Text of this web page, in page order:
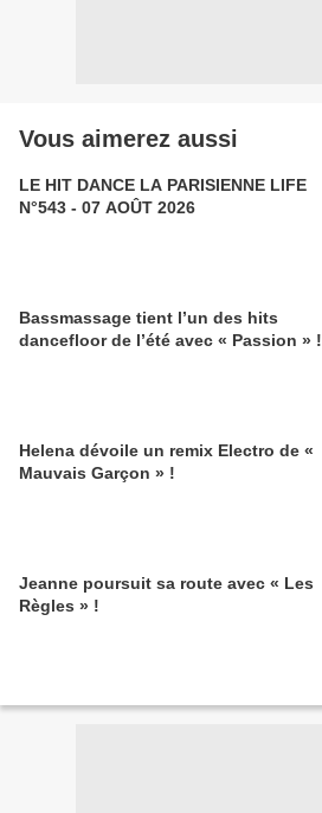
Vous aimerez aussi
LE HIT DANCE LA PARISIENNE LIFE
N°543 - 07 AOÛT 2026
Bassmassage tient l’un des hits
dancefloor de l’été avec « Passion » !
Helena dévoile un remix Electro de «
Mauvais Garçon » !
Jeanne poursuit sa route avec « Les
Règles » !